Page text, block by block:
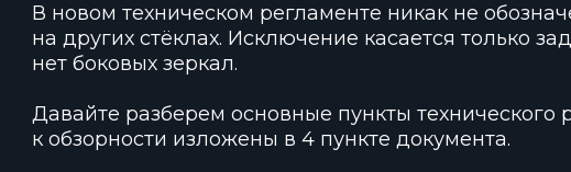
В новом техническом регламенте никак не
на других стёклах. Исключение касается только
нет боковых зеркал.
Давайте разберем основные пункты технического
к обзорности изложены в 4 пункте документа.